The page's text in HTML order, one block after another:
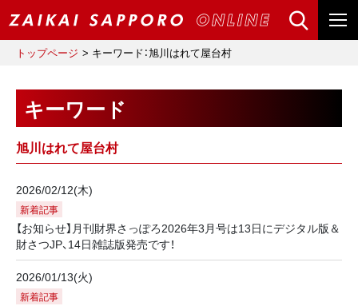
トップページ キーワード：旭川はれて屋台村
キーワード
旭川はれて屋台村
2026/02/12(木)
新着記事
【お知らせ】月刊財界さっぽろ2026年3月号は13日にデジタル版＆
財さつJP、14日雑誌版発売です！
2026/01/13(火)
新着記事